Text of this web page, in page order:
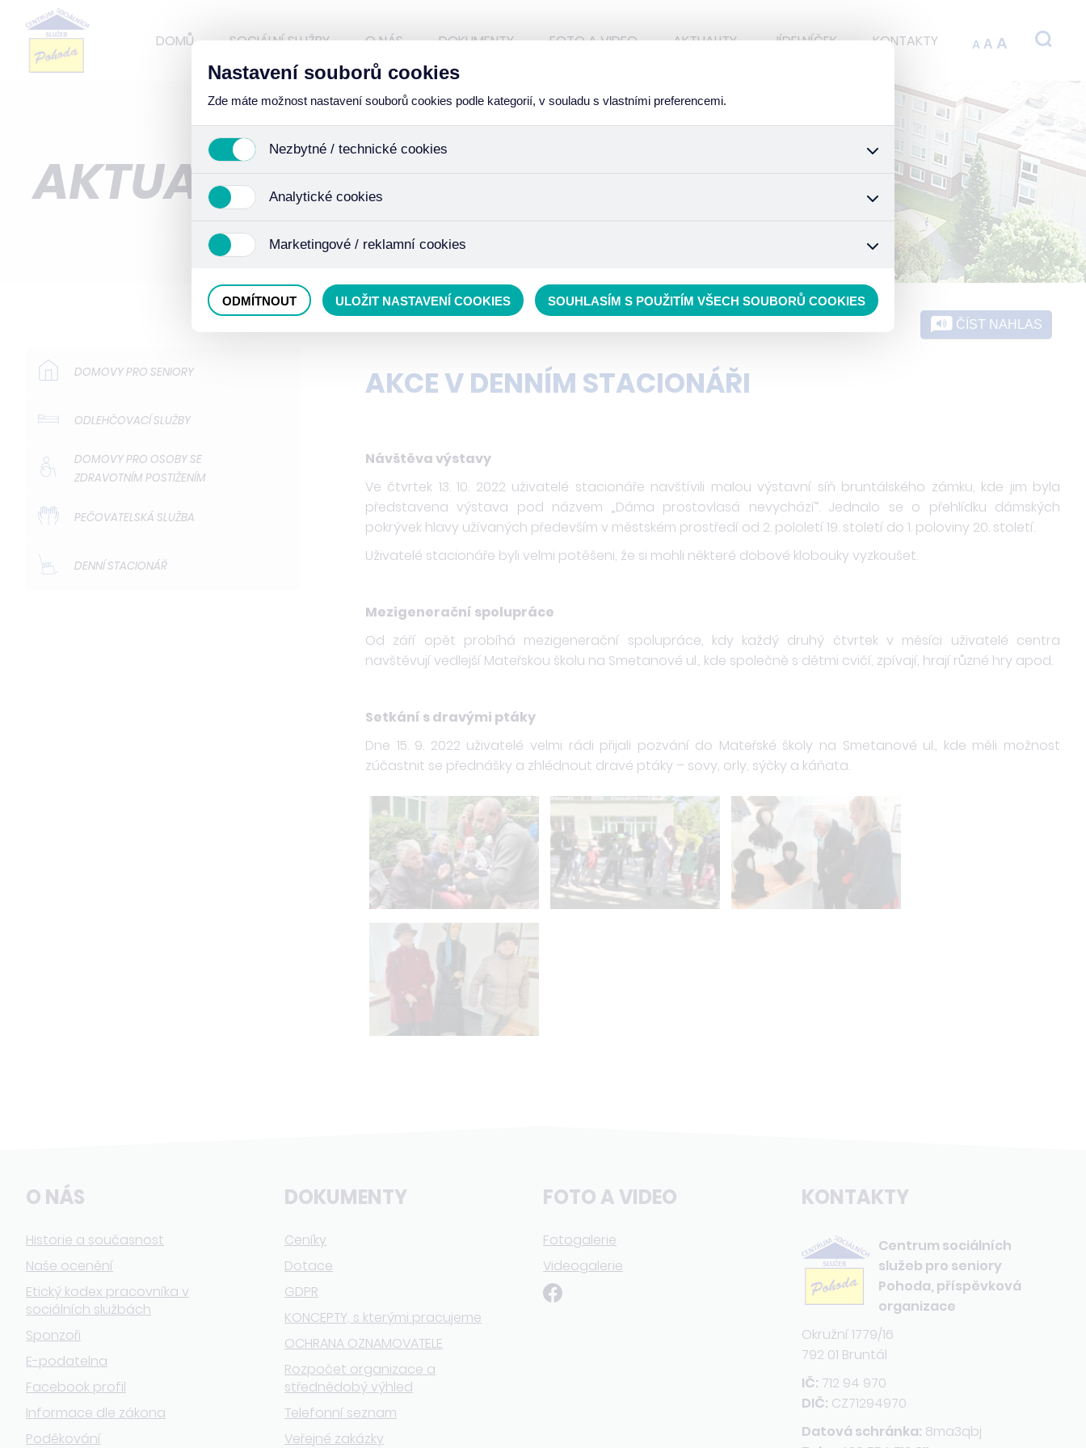
DOMŮ SOCIÁLNÍ SLUŽBY O NÁS DOKUMENTY FOTO A VIDEO AKTUALITY JÍDELNÍČEK KONTAKTY A A A
AKTUALITY
DOMOVY PRO SENIORY
ODLEHČOVACÍ SLUŽBY
DOMOVY PRO OSOBY SE
ZDRAVOTNÍM POSTIŽENÍM
PEČOVATELSKÁ SLUŽBA
DENNÍ STACIONÁŘ
ČÍST NAHLAS
AKCE V DENNÍM STACIONÁŘI
Návštěva výstavy
Ve čtvrtek 13. 10. 2022 uživatelé stacionáře navštívili malou výstavní síň bruntálského zámku, kde jim byla
představena výstava pod názvem „Dáma prostovlasá nevychází“. Jednalo se o přehlídku dámských
pokrývek hlavy užívaných především v městském prostředí od 2. pololetí 19. století do 1. poloviny 20. století.
Uživatelé stacionáře byli velmi potěšeni, že si mohli některé dobové klobouky vyzkoušet.
Mezigenerační spolupráce
Od září opět probíhá mezigenerační spolupráce, kdy každý druhý čtvrtek v měsíci uživatelé centra
navštěvují vedlejší Mateřskou školu na Smetanové ul., kde společně s dětmi cvičí, zpívají, hrají různé hry apod.
Setkání s dravými ptáky
Dne 15. 9. 2022 uživatelé velmi rádi přijali pozvání do Mateřské školy na Smetanové ul., kde měli možnost
zúčastnit se přednášky a zhlédnout dravé ptáky – sovy, orly, sýčky a káňata.
O NÁS
Historie a současnost
Naše ocenění
Etický kodex pracovníka v
sociálních službách
Sponzoři
E-podatelna
Facebook profil
Informace dle zákona
Poděkování
DOKUMENTY
Ceníky
Dotace
GDPR
KONCEPTY, s kterými pracujeme
OCHRANA OZNAMOVATELE
Rozpočet organizace a
střednědobý výhled
Telefonní seznam
Veřejné zakázky
FOTO A VIDEO
Fotogalerie
Videogalerie
KONTAKTY
Centrum sociálních
služeb pro seniory
Pohoda, příspěvková
organizace
Okružní 1779/16
792 01 Bruntál
IČ: 712 94 970
DIČ: CZ71294970
Datová schránka: 8ma3qbj
Nastavení souborů cookies
Zde máte možnost nastavení souborů cookies podle kategorií, v souladu s vlastními preferencemi.
Nezbytné / technické cookies
funkcí. Používají se mimo jiné k ukládání produktů v nákupním košíku, ovládání filtrů a také nastavení souhlasu s
Analytické cookies
anonymizaci se již nejedná o osobní údaje, protože anonymizované cookies nelze přiřadit konkrétnímu uživateli.
Marketingové / reklamní cookies
ODMÍTNOUT
ULOŽIT NASTAVENÍ COOKIES SOUHLASÍM S POUŽITÍM VŠECH SOUBORŮ COOKIES